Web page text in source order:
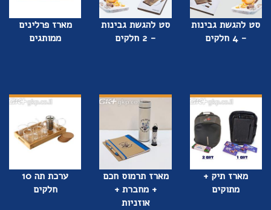
סט להגשת גבינות
- 4 חלקים
סט להגשת גבינות
- 2 חלקים
מארז פרלינים
ממותגים
מארז תיק +
מתוקים
מארז תרמוס חכם
+ מחברת +
אוזניות
ערכת תה 10
חלקים